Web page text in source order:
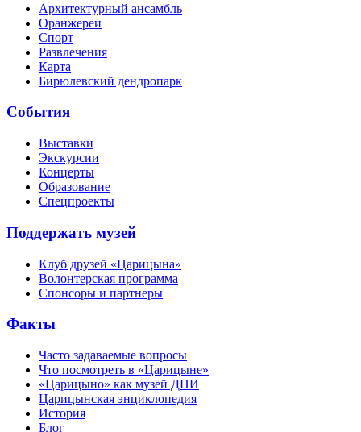
Архитектурный ансамбль
Оранжереи
Спорт
Развлечения
Карта
Бирюлевский дендропарк
События
Выставки
Экскурсии
Концерты
Образование
Спецпроекты
Поддержать музей
Клуб друзей «Царицына»
Волонтерская программа
Спонсоры и партнеры
Факты
Часто задаваемые вопросы
Что посмотреть в «Царицыне»
«Царицыно» как музей ДПИ
Царицынская энциклопедия
История
Блог